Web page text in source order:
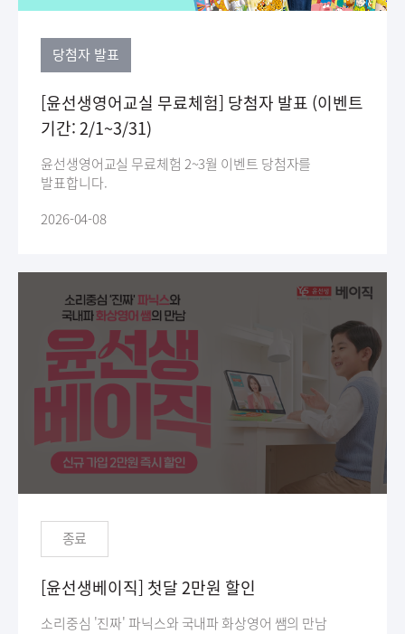
당첨자 발표
[윤선생영어교실 무료체험] 당첨자 발표 (이벤트
기간: 2/1~3/31)
윤선생영어교실 무료체험 2~3월 이벤트 당첨자를
발표합니다.
2026-04-08
종료
[윤선생베이직] 첫달 2만원 할인
소리중심 '진짜' 파닉스와 국내파 화상영어 쌤의 만남